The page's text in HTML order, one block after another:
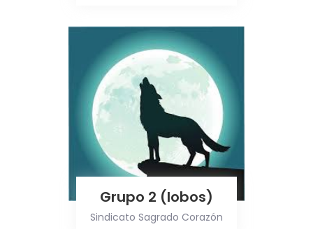
Grupo 2 (lobos)
Sindicato Sagrado Corazón